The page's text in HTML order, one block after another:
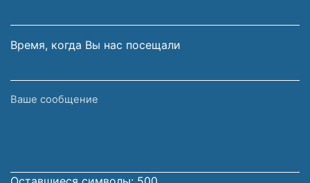
Время, когда Вы нас посещали
Ваше